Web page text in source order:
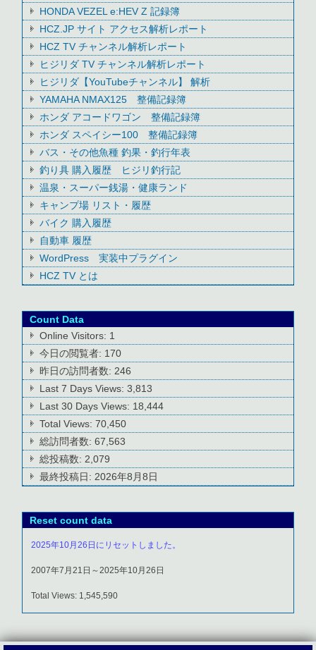
HONDA VEZEL e:HEV Z 記録簿
HCZ.JP サイト アクセス解析レポート
HCZ TV チャンネル解析レポート
ヒジリダ TV チャンネル解析レポート
ヒジリダ【YouTubeチャンネル】 解析
YAMAHA NMAX125 整備記録簿
ホンダ アコードワゴン 整備記録簿
ホンダ スペイシー100 整備記録簿
バス・その他魚種 釣果・釣行年表
釣り具 購入履歴 ヒジリ釣行記
温泉・スーパー銭湯・健康ランド
キャンプ場 リスト・履歴
バイク 購入履歴
自動車 履歴
WordPress 実装中プラグイン
HCZ TV とは
Count Data
Online Visitors: 1
今日の閲覧者: 170
昨日の訪問者数: 246
Last 7 Days Views:3,813
Last 30 Days Views: 18,444
Total Views:70,450
総訪問者数:67,563
総投稿数: 2,079
最終投稿日: 2026年8月8日
Reset count data
2025年10月26日にリセットしました。
2007年7月21日～2025年10月26日
Total Views: 1,545,590